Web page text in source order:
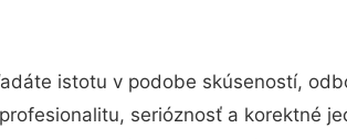
istotu v podobe skúseností,
serióznosť a korektné